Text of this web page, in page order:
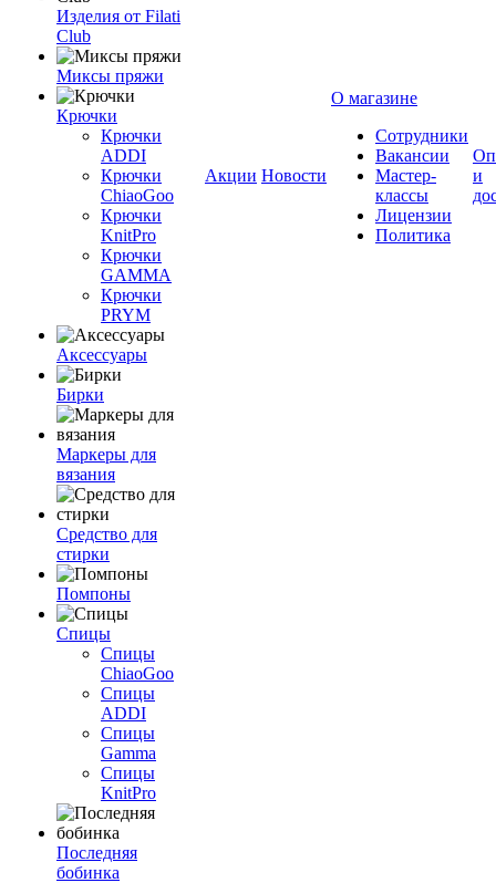
Изделия от Filati
Club
Миксы пряжи
Крючки
Крючки
ADDI
Крючки
ChiaoGoo
Крючки
KnitPro
Крючки
GAMMA
Крючки
PRYM
Аксессуары
Бирки
Маркеры для
вязания
Средство для
стирки
Помпоны
Спицы
Спицы
ChiaoGoo
Спицы
ADDI
Спицы
Gamma
Спицы
KnitPro
Последняя
бобинка
Акции Новости
О магазине
Сотрудники
Вакансии
Мастер-
классы
Лицензии
Политика
и